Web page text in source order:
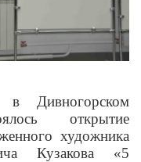
Дивногорском
открытие
художника
Кузакова «5